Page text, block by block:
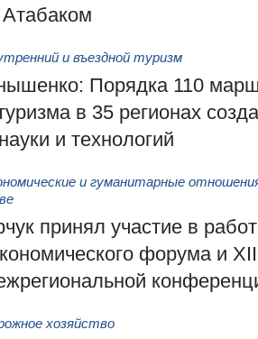
и въездной туризм
Порядка 110
в 35 регионах
и технологий
и гуманитарные
принял участие в
форума и
хозяйство